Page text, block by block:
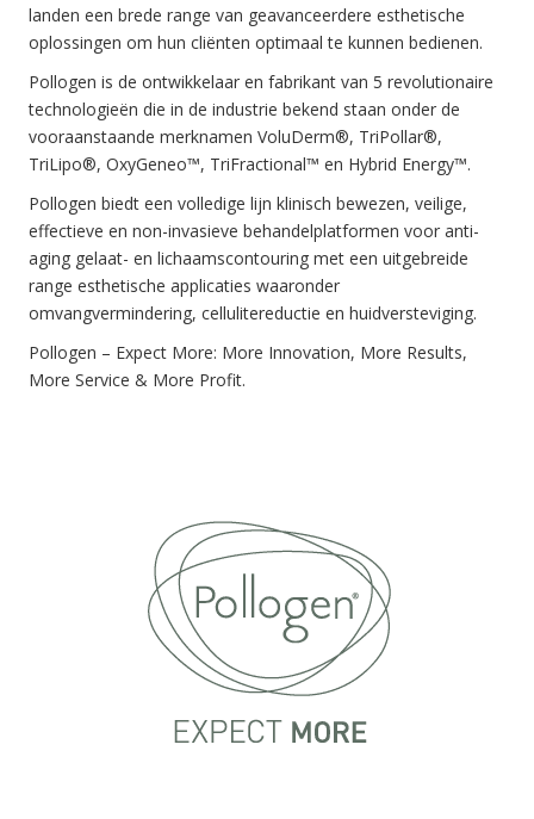
landen een brede range van geavanceerdere esthetische
oplossingen om hun cliënten optimaal te kunnen bedienen.
Pollogen is de ontwikkelaar en fabrikant van 5 revolutionaire
technologieën die in de industrie bekend staan onder de
vooraanstaande merknamen VoluDerm®, TriPollar®,
TriLipo®, OxyGeneo™, TriFractional™ en Hybrid Energy™.
Pollogen biedt een volledige lijn klinisch bewezen, veilige,
effectieve en non-invasieve behandelplatformen voor anti-
aging gelaat- en lichaamscontouring met een uitgebreide
range esthetische applicaties waaronder
omvangvermindering, cellulitereductie en huidversteviging.
Pollogen – Expect More: More Innovation, More Results,
More Service & More Profit.